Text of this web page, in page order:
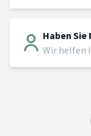
Haben Sie
Wir helfen